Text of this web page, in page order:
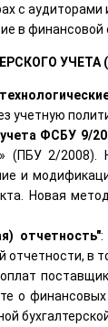
с
в финансовой
ФСБУ 9/
(ПБУ 2/2008).
и
Новая
отчетность":
отчетности,
о